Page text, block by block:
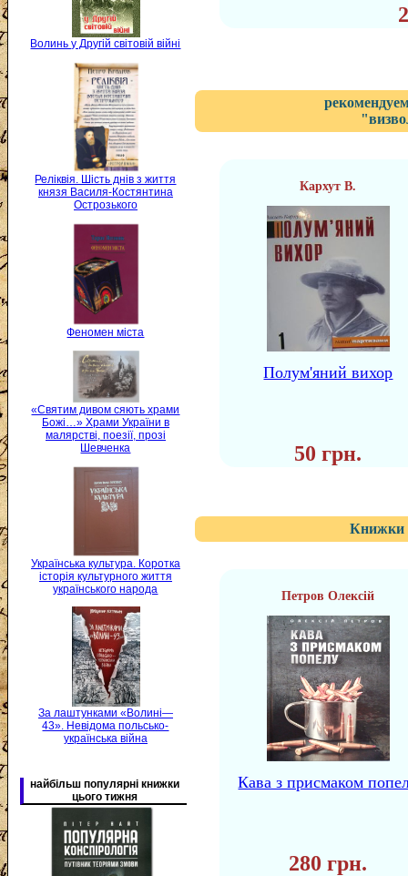
Волинь у Другій світовій війні
Реліквія. Шість днів з життя
князя Василя-Костянтина
Острозького
Феномен міста
«Святим дивом сяють храми
Божі…» Храми України в
малярстві, поезії, прозі
Шевченка
Українська культура. Коротка
історія культурного життя
українського народа
За лаштунками «Волині—
43». Невідома польсько-
українська війна
найбільш популярні книжки
цього тижня
Кархут В.
Полум'яний вихор
50 грн.
Книжки
Петров Олексій
Кава з присмаком
280 грн.